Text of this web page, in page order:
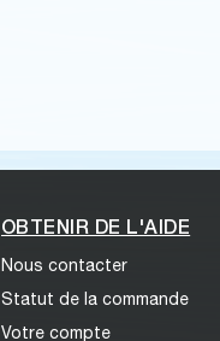
OBTENIR DE L'AIDE
Nous contacter
Statut de la commande
Votre compte